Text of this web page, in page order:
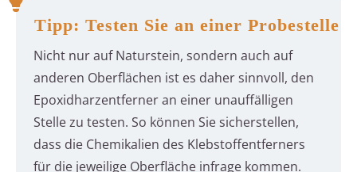
Tipp: Testen Sie an einer Probestelle
Nicht nur auf Naturstein, sondern auch auf
anderen Oberflächen ist es daher sinnvoll, den
Epoxidharzentferner an einer unauffälligen
Stelle zu testen. So können Sie sicherstellen,
dass die Chemikalien des Klebstoffentferners
für die jeweilige Oberfläche infrage kommen.